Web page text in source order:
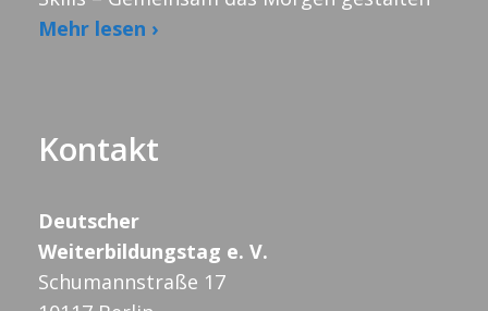
Mehr lesen ›
Kontakt
Deutscher
Weiterbildungstag e. V.
Schumannstraße 17